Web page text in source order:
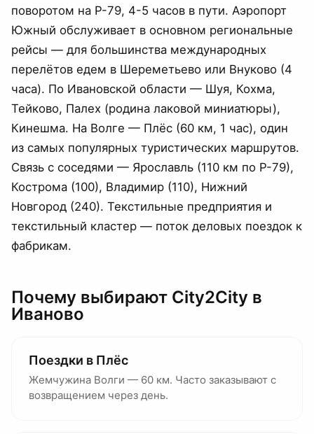
поворотом на Р-79, 4-5 часов в пути. Аэропорт
Южный обслуживает в основном региональные
рейсы — для большинства международных
перелётов едем в Шереметьево или Внуково (4
часа). По Ивановской области — Шуя, Кохма,
Тейково, Палех (родина лаковой миниатюры),
Кинешма. На Волге — Плёс (60 км, 1 час), один
из самых популярных туристических маршрутов.
Связь с соседями — Ярославль (110 км по Р-79),
Кострома (100), Владимир (110), Нижний
Новгород (240). Текстильные предприятия и
текстильный кластер — поток деловых поездок к
фабрикам.
Почему выбирают City2City в
Иваново
Поездки в Плёс
Жемчужина Волги — 60 км. Часто заказывают с
возвращением через день.